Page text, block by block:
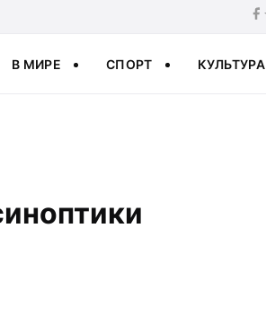
В МИРЕ СПОРТ КУЛЬТУРА